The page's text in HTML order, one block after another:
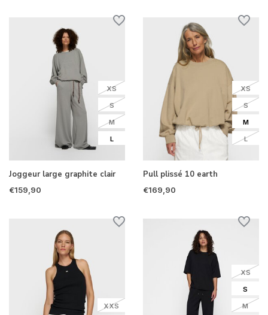
XS
S
M
L
Joggeur large graphite clair
€159,90
XS
S
M
L
Pull plissé 10 earth
€169,90
XXS
XS
S
M